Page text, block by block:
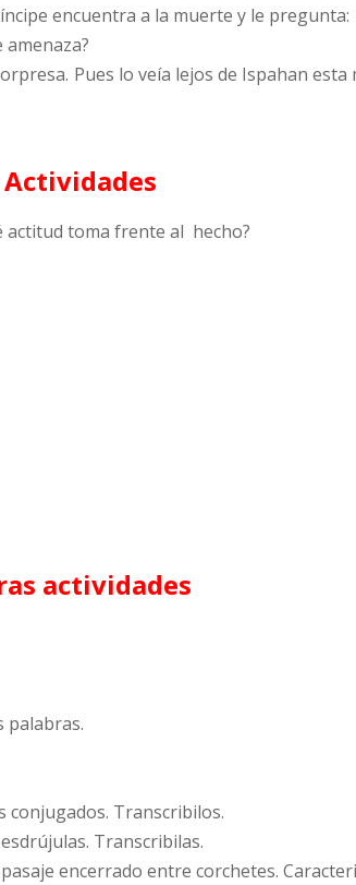
encuentra a la muerte y le pregunta:
Pues lo veía lejos de Ispahan
Actividades
toma frente al hecho?
actividades
palabras.
conjugados. Transcribilos.
Transcribilas.
encerrado entre corchetes.